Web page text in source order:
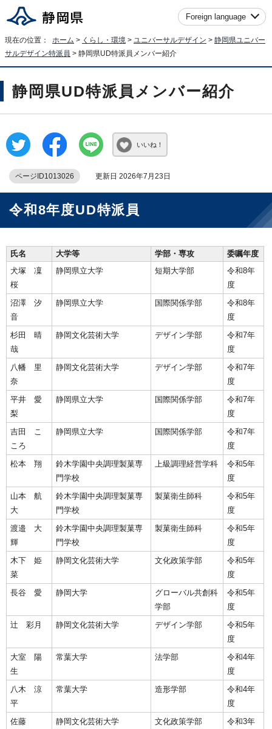
Foreign language
現在の位置： ホーム > くらし・環境 > ユニバーサルデザイン > 静岡県ユニバー
サルデザイン特派員 > 静岡県UD特派員メンバー紹介
静岡県UD特派員メンバー紹介
いいね！
ページID1013026 更新日 2026年7月23日
令和8年度UD特派員
氏名 大学等 学部・専攻
委嘱年度
犬塚 凜
桜
静岡県立大学 短期大学部
令和8年
度
沼澤 汐
音
静岡県立大学 国際関係学部
令和8年
度
杉田 晴
哉
静岡文化芸術大学 デザイン学部
令和7年
度
八幡 里
奈
静岡文化芸術大学 デザイン学部
令和7年
度
平井 愛
梨
静岡県立大学 国際関係学部
令和7年
度
吉田 こ
ころ
静岡県立大学 国際関係学部
令和7年
度
松本 翔
鈴木学園中央調理製菓専
門学校
上級調理経営学科
令和5年
度
山本 航
大
鈴木学園中央調理製菓専
門学校
製菓衛生師科
令和5年
度
渡邉 大
輝
鈴木学園中央調理製菓専
門学校
製菓衛生師科
令和5年
度
木下 姫
菜
静岡文化芸術大学 文化政策学部
令和5年
度
長谷 愛
静岡大学
グローバル共創科
学部
令和5年
度
辻 彩月
静岡文化芸術大学 デザイン学部
令和5年
度
大室 陽
生
常葉大学 法学部
令和4年
度
八木 涼
平
常葉大学 造形学部
令和4年
度
佐藤
静岡文化芸術大学 文化政策学部
令和3年